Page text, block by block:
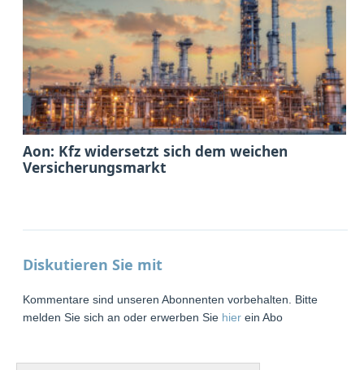
Aon: Kfz widersetzt sich dem weichen
Versicherungsmarkt
Diskutieren Sie mit
Kommentare sind unseren Abonnenten vorbehalten. Bitte
melden Sie sich an oder erwerben Sie hier ein Abo